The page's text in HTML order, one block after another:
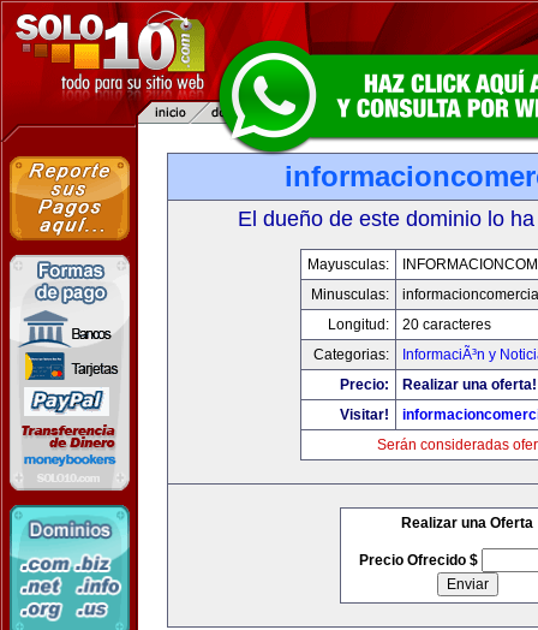
El dueño de este dominio lo
Mayusculas:
Minusculas:
Longitud:
20 caracteres
Categorias:
InformaciÃ³n y
Precio:
Realizar una oferta!
Visitar!
Serán consideradas
Realizar una Oferta
Precio Ofrecido $